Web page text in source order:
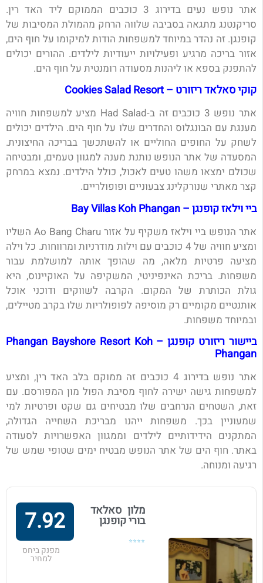
אתר נופש נעים בדירוג 3 כוכבים הממוקם ליד האד רין.
סריקנטנג מתגאה בסביבה שלווה הרחק מהמולת המסיבות של
קופנגן. זה נהדר במיוחד למשפחות הודות למיקומו על חוף הים,
אזור בריכה מרגיע ופעילויות ייעודיות לילדים. ההורים יכולים
להתפנק בספא או ליהנות מסעודה רומנטית על חוף הים.
קוקי סאלאד ריזורט – Cookies Salad Resort
אתר נופש 3 כוכבים זה ב-Had Salad מציע למשפחות חוויה
מענגת עם הבונגלוס והחדרים שלו על חוף הים. הילדים יכולים
לשחק על החופים החוליים או להשתכשך בבריכה החיצונית.
המסעדה של אתר הנופש נותנת מענה למגוון טעמים, ומבטיחה
שכולם ימצאו משהו טעים לאכול, כולל הילדים. נמצא במרחק
קצר מאתרי שנורקלינג צבעוניים ופופולריים.
ביי וילאז קופנגן – Bay Villas Koh Phangan
אתר הנופש ביי וילאז משקיף על אזור Ao Bang Charu השליו
ומציע חוויה של 4 כוכבים עם וילות מודרניות ומרווחות. כל וילה
מציעה פרטיות מלאה, מה שהופך אותה למושלמת עבור
משפחות. בריכת האינפיניטי, המשקיפה על האוקיינוס, היא
גולת הכותרת של המקום. הקרבה לשווקים ודוכני אוכל
אותנטיים מקומיים רק מוסיפה לפופולריות שלו בקרב מטיילים,
ובמיוחד משפחות.
ביישור ריזורט קופנגן – Phangan Bayshore Resort Koh
Phangan
אתר נופש בדירוג 4 כוכבים זה ממוקם בלב האד רין, ומציע
למשפחות גישה ישירה לחוף מסיבת הפול מון המפורסם. עם
זאת, השטחים הנרחבים שלו מבטיחים גם שקט ופרטיות למי
שמעוניין בכך. משפחות ייהנו מבריכת השחייה הגדולה,
המתקנים הידידותיים לילדים וממגוון האפשרויות לסעודה
באתר. חוף הים של אתר הנופש מבטיח ימים שטופי שמש של
רגיעה ומנוחה.
מלון סאלאד
בורי קופנגן
⭐⭐⭐⭐
7.92
מפנק ביחס
למחיר